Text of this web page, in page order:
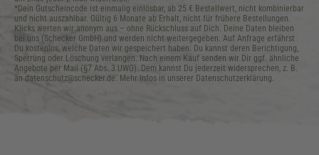
*Dein Gutscheincode ist einmalig einlösbar, ab 25 € Bestellwert, nicht kombinierbar
und nicht auszahlbar. Gültig 6 Monate ab Erhalt, nicht für frühere Bestellungen.
Klicks werten wir anonym aus – ohne Rückschluss auf Dich. Deine Daten bleiben
bei uns (Schecker GmbH) und werden nicht weitergegeben. Auf Anfrage erfährst
Du kostenlos, welche Daten wir gespeichert haben. Du kannst deren Berichtigung,
Sperrung oder Löschung verlangen. Nach einem Kauf senden wir Dir ggf. ähnliche
Angebote per Mail (§7 Abs. 3 UWG). Dem kannst Du jederzeit widersprechen, z. B.
an datenschutz@schecker.de. Mehr Infos in unserer Datenschutzerklärung.